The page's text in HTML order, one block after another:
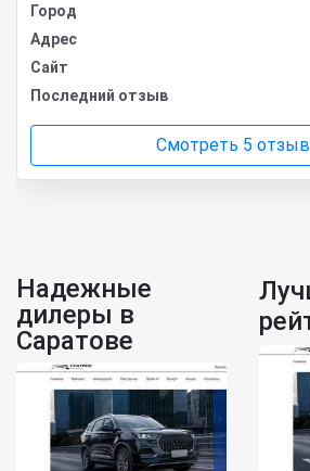
Город
Адрес
Сайт
Последний отзыв
Смотреть 5
Надежные
дилеры в
Саратове